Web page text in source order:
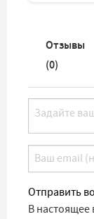
Отзывы
(0)
Отправить
В настоящее